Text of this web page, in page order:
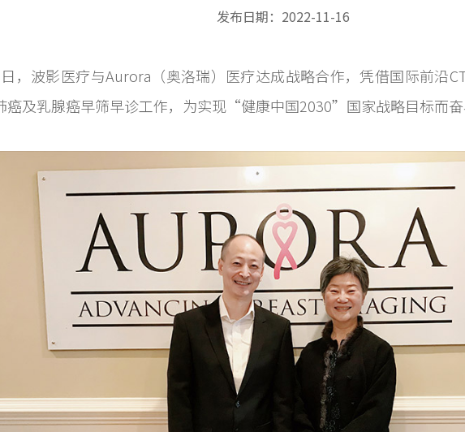
发布日期：2022-11-16
，波影医疗与Aurora（奥洛瑞）医疗达成战略合作，凭借国际前沿
癌及乳腺癌早筛早诊工作，为实现“健康中国2030”国家战略目标而